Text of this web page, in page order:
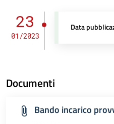
23
01/2023
Data
Documenti
Bando incarico